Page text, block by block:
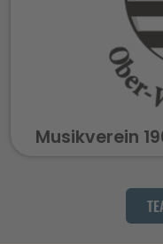
Musikverein